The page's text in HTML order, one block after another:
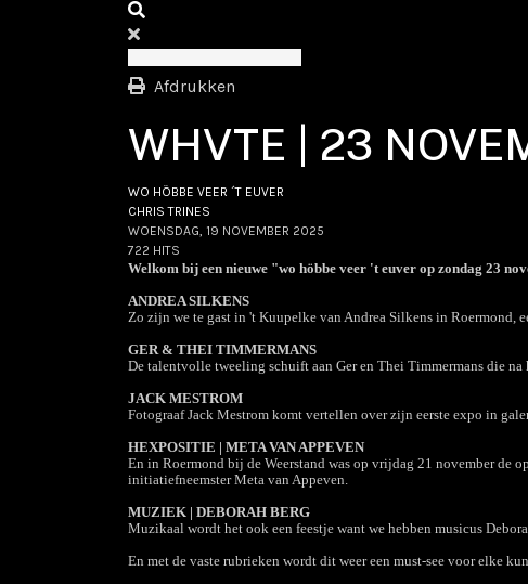
Afdrukken
WHVTE | 23
WO HÖBBE VEER ´T EUVER
CHRIS TRINES
WOENSDAG, 19 NOVEMBER 2025
722 HITS
Welkom bij een nieuwe "wo höbbe veer 't euver op zondag 23
ANDREA SILKENS
Zo zijn we te gast in 't Kuupelke van Andrea Silkens in Roermond,
GER & THEI TIMMERMANS
De talentvolle tweeling schuift aan Ger en Thei Timmermans die
JACK MESTROM
Fotograaf Jack Mestrom komt vertellen over zijn eerste expo in
HEXPOSITIE | META VAN APPEVEN
En in Roermond bij de Weerstand was op vrijdag 21 november de
initiatiefneemster Meta van Appeven.
MUZIEK | DEBORAH BERG
Muzikaal wordt het ook een feestje want we hebben musicus
En met de vaste rubrieken wordt dit weer een must-see voor elke